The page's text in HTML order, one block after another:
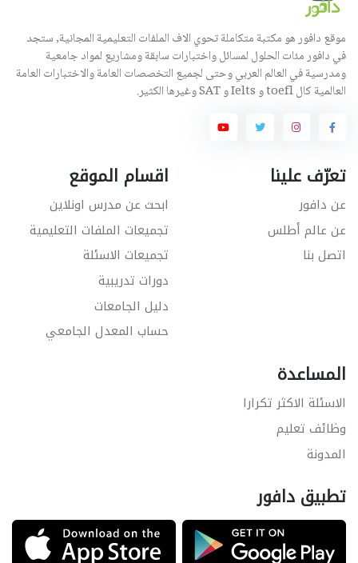
موقع دافور هو مكتبة متكاملة تحوي الاف الملفات التعليمية المجانية, ستجد
في دافور مئات الحلول لمسائل واختبارات سابقة ومشاريع لمواد جامعية
ومدرسية في العالم العربي وحتى لجميع التخصصات العامة والاختبارات العامة
العالمية كال toefl و Ielts و SAT وغيرها الكثير.
تعرّف علينا
عن دافور
عن عالم أطلس
اتصل بنا
اقسام الموقع
ابحث عن مدرس اونلاين
تجميعات الملفات التعليمية
تجميعات الاسئلة
دورات تدريبية
دليل الجامعات
حساب المعدل الجامعي
المساعدة
الاسئلة الاكثر تكرارا
وظائف تعليم
المدونة
تطبيق دافور